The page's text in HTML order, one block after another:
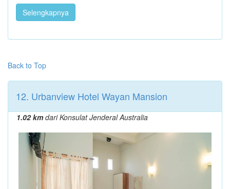
Selengkapnya
Back to Top
12. Urbanview Hotel Wayan Mansion
1.02 kmdari Konsulat Jenderal Australia